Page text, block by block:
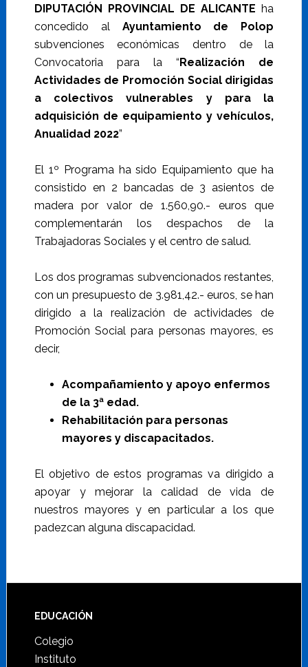
DIPUTACIÓN PROVINCIAL DE ALICANTEha
concedido al Ayuntamiento de Polop
subvenciones económicas dentro de la
Convocatoria para la “Realización de
Actividades de Promoción Social dirigidas
a colectivos vulnerables y para la
adquisición de equipamiento y vehículos,
Anualidad 2022”
El 1º Programa ha sido Equipamiento que ha
consistido en 2 bancadas de 3 asientos de
madera por valor de 1.560,90.- euros que
complementarán los despachos de la
Trabajadoras Sociales y el centro de salud.
Los dos programas subvencionados restantes,
con un presupuesto de 3.981,42.- euros, se han
dirigido a la realización de actividades de
Promoción Social para personas mayores, es
decir,
Acompañamiento y apoyo enfermos
de la 3ª edad.
Rehabilitación para personas
mayores y discapacitados.
El objetivo de estos programas va dirigido a
apoyar y mejorar la calidad de vida de
nuestros mayores y en particular a los que
padezcan alguna discapacidad.
Footer
EDUCACIÓN
Colegio
Instituto